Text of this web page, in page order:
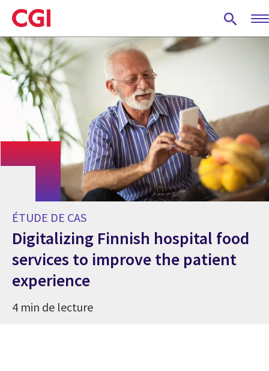
Skip
to
main
content
ÉTUDE DE CAS
Digitalizing Finnish hospital food
services to improve the patient
experience
4 min de lecture